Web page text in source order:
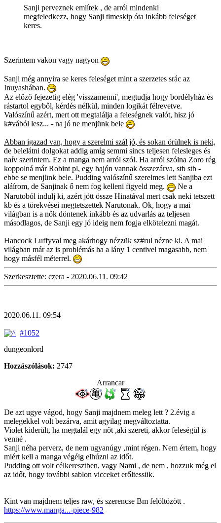
Sanji perveznek említek , de arról mindenki
megfeledkezz, hogy Sanji timeskip óta inkább feleséget
keres.
Szerintem vakon vagy nagyon
Sanji még annyira se keres feleséget mint a szerzetes srác az
Inuyashában.
Az előző fejezetig elég 'visszamenni', megtudja hogy bordélyház és
rástartol egyből, kérdés nélkül, minden logikát félrevetve.
Valószínű azért, mert ott megtalálja a feleségnek valót, hisz jó
k#vából lesz... - na jó ne menjünk bele
Abban igazad van, hogy a szerelmi szál jó, és sokan örülnek is neki,
de belelátni dolgokat addig amíg semmi sincs teljesen felesleges és
naív szerintem. Ez a manga nem arról szól. Ha arról szólna Zoro rég
koppolná már Robint pl, egy hajón vannak összezárva, stb stb -
ebbe se menjünk bele. Pudding valószínű szerelmes lett Sanjiba ezt
aláírom, de Sanjinak ő nem fog kelleni figyeld meg.
Ne a
Narutoból indulj ki, azért jött össze Hinatával mert csak neki tetszett
kb és a törekvései megtetszettek Narutonak. Ok, hogy a mai
világban is a nők döntenek inkább és az udvarlás az teljesen
másodlagos, de Sanji egy jó ideig nem fogja elkötelezni magát.
Hancock Luffyval meg akárhogy nézzük sz#rul nézne ki. A mai
világban már az is problémás ha a lány 1 centivel magasabb, nem
hogy másfél méterrel.
Szerkesztette: czera - 2020.06.11. 09:42
2020.06.11. 09:54
#1052
dungeonlord
Hozzászólások: 2747
Arrancar
De azt ugye vágod, hogy Sanji majdnem meleg lett ? 2.évig a
melegekkel volt bezárva, amit agyilag megváltoztatta.
Violet kiderült, ha megtalál egy nőt ,aki szereti, akkor feleségül is
venné .
Sanji néha perverz, de nem ugyanúgy ,mint régen. Nem értem, hogy
miért kell a manga végéig elhúzni az időt.
Pudding ott volt célkeresztben, vagy Nami , de nem , hozzuk még el
az időt, hogy további sablon vicceket erőltessük.
Kint van majdnem teljes raw, és szerencse Bm felöltözött .
https://www.manga...-piece-982